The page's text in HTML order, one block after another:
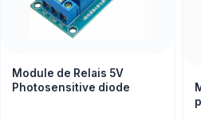
Module de Relais 5V
Photosensitive diode